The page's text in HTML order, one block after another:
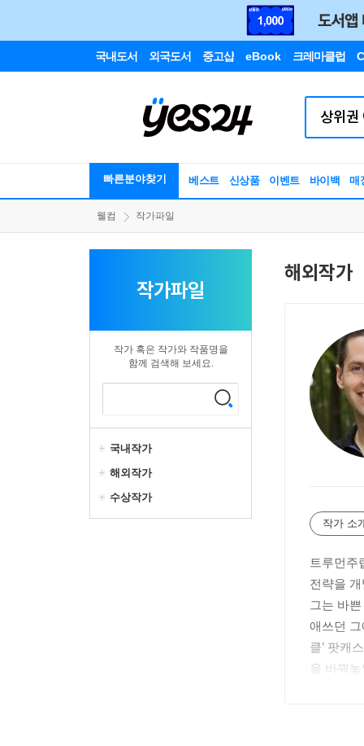
국내도서 외국도서 중고샵 eBook 크레마클럽
빠른분야찾기 베스트 신상품 이벤트 바이백 매
웰컴 작가파일
작가파일
작가 혹은 작가와 작품명을
함께 검색해 보세요.
국내작가
해외작가
수상작가
해외작가
작가 소
트루먼주
전략을
그는 바
애쓰던
클’ 팟캐
을 바꿔